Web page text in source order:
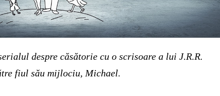
despre căsătorie cu o scrisoare a lui J.R.R.
fiul său mijlociu, Michael.